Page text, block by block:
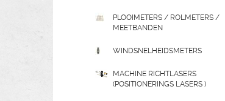
PLOOIMETERS / ROLMETERS /
MEETBANDEN
WINDSNELHEIDSMETERS
MACHINE RICHTLASERS
(POSITIONERINGS LASERS )